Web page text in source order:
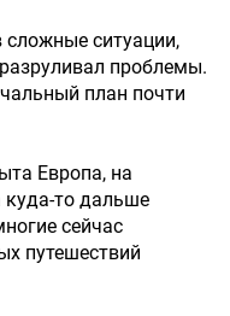
ситуации,
проблемы.
план почти
Европа, на
куда-то дальше
сейчас
путешествий